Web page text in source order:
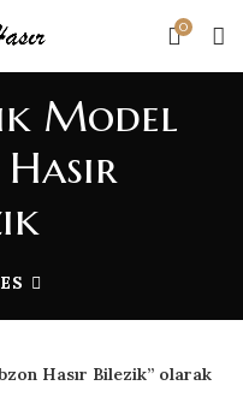
0
Model
Hasır Bilezik” olarak